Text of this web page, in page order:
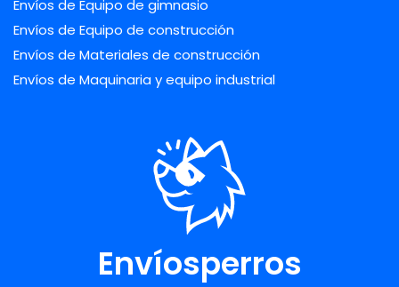
Envíos de Equipo de gimnasio
Envíos de Equipo de construcción
Envíos de Materiales de construcción
Envíos de Maquinaria y equipo industrial
Envíosperros